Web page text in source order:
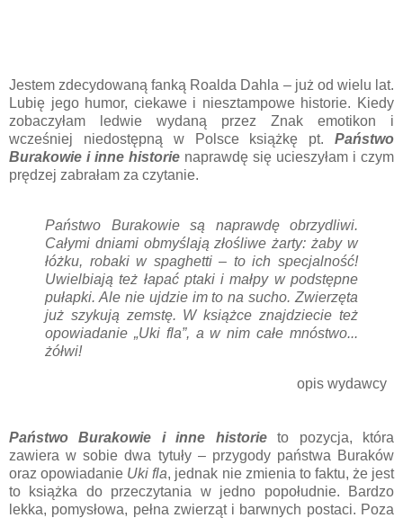
Jestem zdecydowaną fanką Roalda Dahla – już od wielu lat.
Lubię jego humor, ciekawe i niesztampowe historie. Kiedy
zobaczyłam ledwie wydaną przez Znak emotikon i
wcześniej niedostępną w Polsce książkę pt. Państwo
Burakowie i inne historie naprawdę się ucieszyłam i czym
prędzej zabrałam za czytanie.
Państwo Burakowie są naprawdę obrzydliwi.
Całymi dniami obmyślają złośliwe żarty: żaby w
łóżku, robaki w spaghetti – to ich specjalność!
Uwielbiają też łapać ptaki i małpy w podstępne
pułapki. Ale nie ujdzie im to na sucho. Zwierzęta
już szykują zemstę. W książce znajdziecie też
opowiadanie „Uki fla”, a w nim całe mnóstwo...
żółwi!
opis wydawcy
Państwo Burakowie i inne historieto pozycja, która
zawiera w sobie dwa tytuły – przygody państwa Buraków
oraz opowiadanie Uki fla, jednak nie zmienia to faktu, że jest
to książka do przeczytania w jedno popołudnie. Bardzo
lekka, pomysłowa, pełna zwierząt i barwnych postaci. Poza